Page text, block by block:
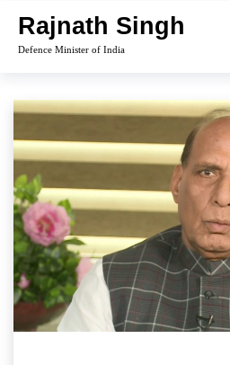
content
Rajnath Singh
Defence Minister of India